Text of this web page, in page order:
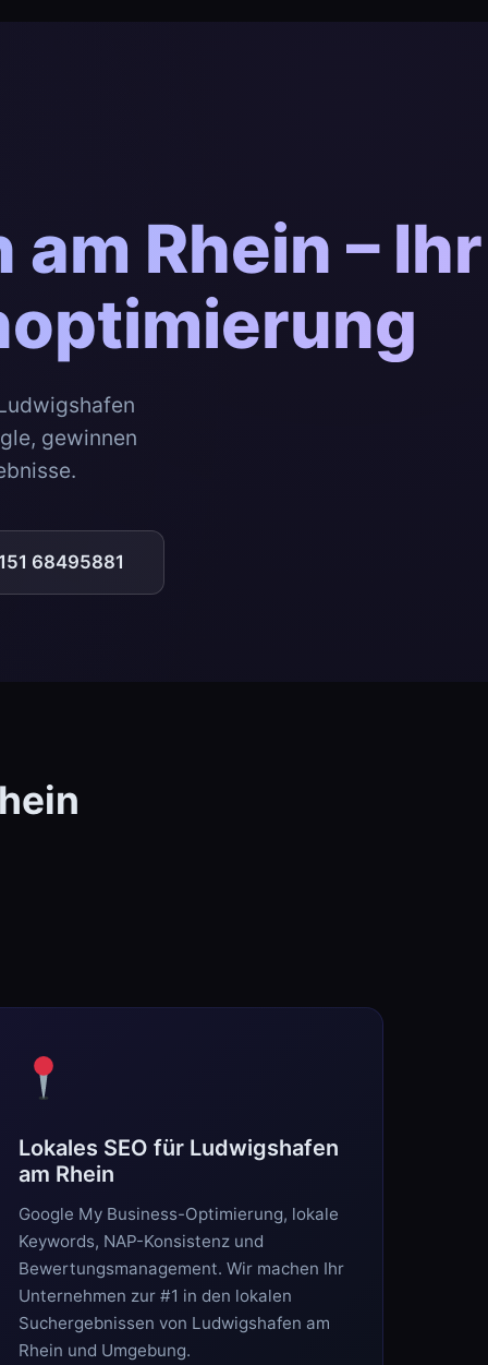
Rhein – Ihr
gewinnen
68495881
Lokales SEO für Ludwigshafen
am Rhein
Google My Business-Optimierung, lokale
Keywords, NAP-Konsistenz und
Bewertungsmanagement. Wir machen Ihr
Unternehmen zur #1 in den lokalen
Suchergebnissen von Ludwigshafen am
Rhein und Umgebung.